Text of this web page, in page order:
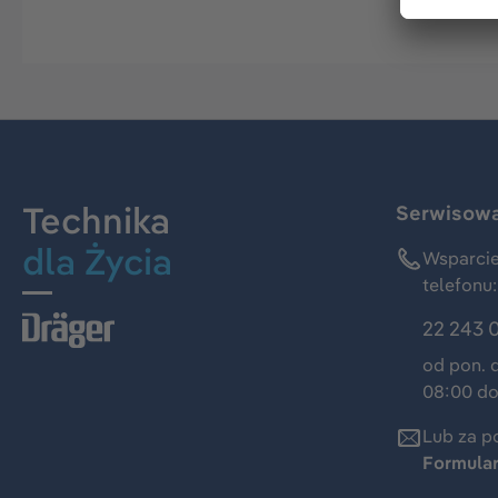
Technika
dla Życia
telefonu:
22 243
od pon.
08:00
Lub za